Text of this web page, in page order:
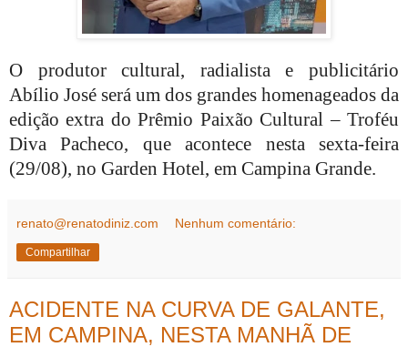
O produtor cultural, radialista e publicitário
Abílio José será um dos grandes homenageados da
edição extra do Prêmio Paixão Cultural – Troféu
Diva Pacheco, que acontece nesta sexta-feira
(29/08), no Garden Hotel, em Campina Grande.
renato@renatodiniz.com Nenhum comentário:
Compartilhar
ACIDENTE NA CURVA DE GALANTE,
EM CAMPINA, NESTA MANHÃ DE